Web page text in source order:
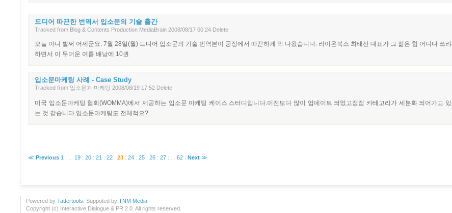
드디어 따끈한 번역서 입소문의 기술 출간
Tracked from Blog & Contents Production MediaBrain 2008/08/17 00:24 Delete
오늘 아니 벌써 어제군요. 7월 28일(월) 드디어 입소문의 기술 번역본이 공장에서 따끈하게 막 나왔습니다. 라이온북스 최태선 대표가 그 젊은 힘 어디다 쓰랴
하면서 이 무더운 여름 배낭에 10권
입소문마케팅 사례 - Case Study
Tracked from 입소문과 마케팅 2008/08/19 17:52 Delete
미국 입소문마케팅 협회(WOMMA)에서 제공하는 입소문 마케팅 케이스 스터디입니다.이전보다 많이 업데이트 되었고점점 카테고리가 세분화 되어가고 있
는 것 같습니다.입소문마케팅도 전체적으?
≪ Previous 1 : 19 : 20 : 21 : 22 : 23 : 24 : 25 : 26 : 27 : 62 : Next ≫
Powered by Tattertools . Suppoted by TNM Media
Copyright (c) Interactive Dialogue & PR 2.0. All rights reserved.